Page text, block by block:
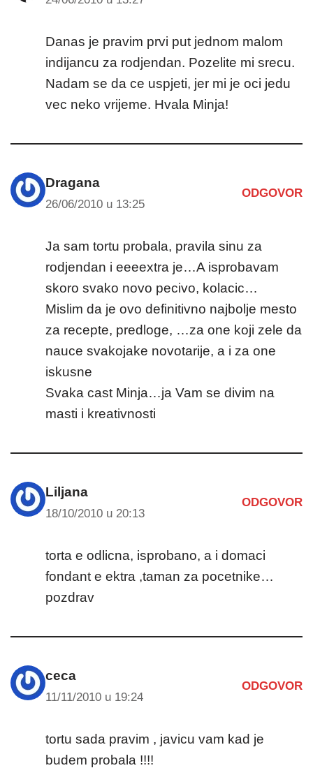
Danas je pravim prvi put jednom malom
indijancu za rodjendan. Pozelite mi srecu.
Nadam se da ce uspjeti, jer mi je oci jedu
vec neko vrijeme. Hvala Minja!
Dragana
26/06/2010 u 13:25
ODGOVOR
Ja sam tortu probala, pravila sinu za
rodjendan i eeeextra je…A isprobavam
skoro svako novo pecivo, kolacic…
Mislim da je ovo definitivno najbolje mesto
za recepte, predloge, …za one koji zele da
nauce svakojake novotarije, a i za one
iskusne
Svaka cast Minja…ja Vam se divim na
masti i kreativnosti
Liljana
18/10/2010 u 20:13
ODGOVOR
torta e odlicna, isprobano, a i domaci
fondant e ektra ,taman za pocetnike…
pozdrav
ceca
11/11/2010 u 19:24
ODGOVOR
tortu sada pravim , javicu vam kad je
budem probala !!!!